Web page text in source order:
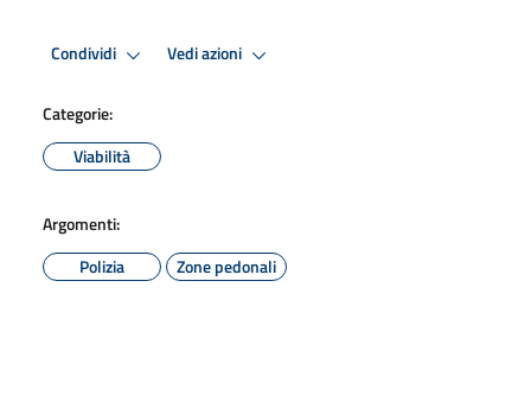
Condividi Vedi azioni
Categorie:
Viabilità
Argomenti:
Polizia
Zone pedonali